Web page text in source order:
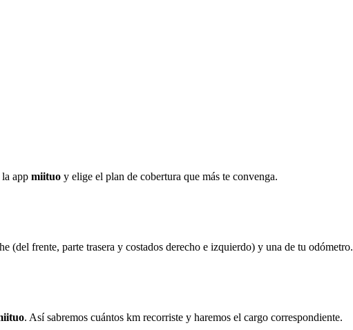
app miituo y elige el plan de cobertura que más te convenga.
(del frente, parte trasera y costados derecho e izquierdo) y una de tu odómetro.
. Así sabremos cuántos km recorriste y haremos el cargo correspondiente.